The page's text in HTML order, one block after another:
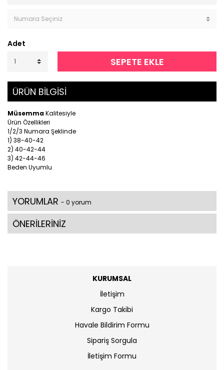
Adet
SEPETE EKLE
ÜRÜN BİLGİSİ
MüsemmaKalitesiyle
Ürün Özellikleri
1/2/3 Numara Şeklinde
1) 38-40-42
2) 40-42-44
3) 42-44-46
Beden Uyumlu
YORUMLAR - 0 yorum
ÖNERİLERİNİZ
KURUMSAL
İletişim
Kargo Takibi
Havale Bildirim Formu
Sipariş Sorgula
İletişim Formu